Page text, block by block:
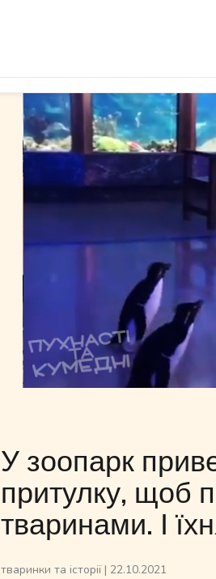
У зоопарк
притулку, щоб
тваринами. І
тваринки та історії | 22.10.2021